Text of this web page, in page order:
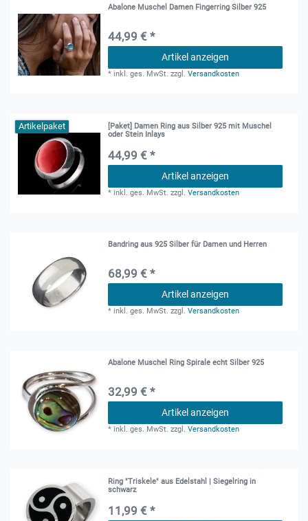
Abalone Muschel Damen Fingerring Silber 925
44,99 € *
Artikel anzeigen
* inkl. ges. MwSt. zzgl.Versandkosten
Artikelpaket
[Paket] Damen Ring aus Silber 925 mit Muschel
oder Stein Inlays
44,99 € *
Artikel anzeigen
* inkl. ges. MwSt. zzgl.Versandkosten
Bandring aus 925 Silber für Damen und Herren
68,99 € *
Artikel anzeigen
* inkl. ges. MwSt. zzgl.Versandkosten
Abalone Muschel Ring Spirale echt Silber 925
32,99 € *
Artikel anzeigen
* inkl. ges. MwSt. zzgl.Versandkosten
Ring "Triskele" aus Edelstahl | Siegelring in
schwarz
11,99 € *